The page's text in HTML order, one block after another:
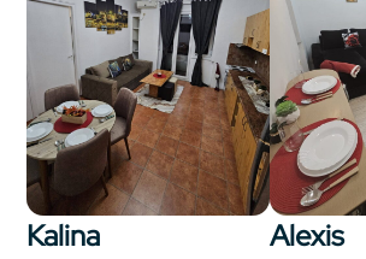
Kalina Alexis